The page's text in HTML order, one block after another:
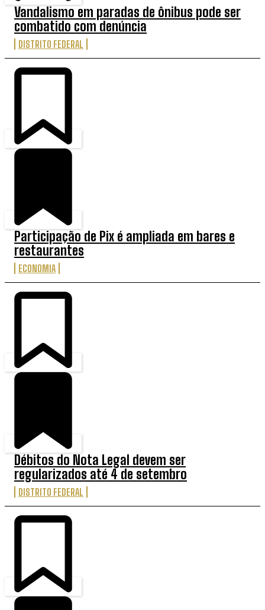
Vandalismo em paradas de ônibus pode ser
combatido com denúncia
DISTRITO FEDERAL
Participação de Pix é ampliada em bares e
restaurantes
ECONOMIA
Débitos do Nota Legal devem ser
regularizados até 4 de setembro
DISTRITO FEDERAL